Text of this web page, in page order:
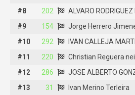
#8
202
ALVARO RODRIGUEZ
#9
154
Jorge Herrero
#10
292
IVAN CALLEJA
#11
220
Christian Reguera
#12
286
JOSE ALBERTO
#13
31
Ivan Merino Terleira
#8
ALVARO RODRIGUEZ RENEDO
#9
Jorge Herrero Jimenez Carrete
#10
292
IVAN CALLEJA MARTIN
#11
220
Christian Reguera neira
#12
286
JOSE ALBERTO GONZALEZ CARPINTERO
#13
Ivan Merino Terleira